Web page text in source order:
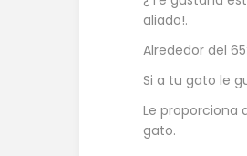
aliado!.
Alrededor del
Si a tu gato le
Le proporciona
gato.